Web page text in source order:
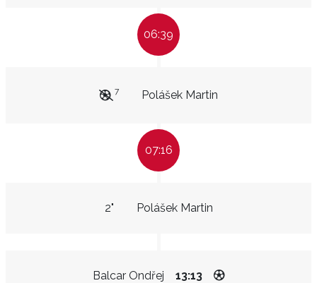
06:39
Polášek Martin
7
07:16
Polášek Martin
2"
Balcar Ondřej 13:13